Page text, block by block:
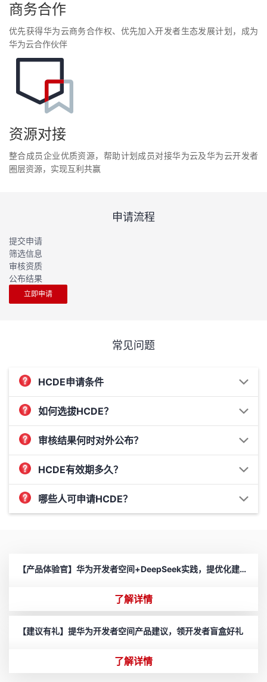
商务合作
优先获得华为云商务合作权、优先加入开发者生态发展计划，成为
华为云合作伙伴
资源对接
整合成员企业优质资源，帮助计划成员对接华为云及华为云开发者
圈层资源，实现互利共赢
申请流程
提交申请
筛选信息
审核资质
公布结果
立即申请
常见问题
HCDE申请条件
如何选拔HCDE？
审核结果何时对外公布？
HCDE有效期多久？
哪些人可申请HCDE？
【产品体验官】华为开发者空间+DeepSeek实践，提优化建议领千元开发者好礼
了解详情
【建议有礼】提华为开发者空间产品建议，领开发者盲盒好礼
了解详情